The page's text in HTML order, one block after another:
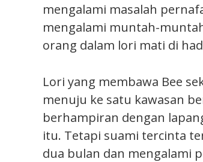
mengalami masalah
mengalami muntah-
orang dalam lori mati di
Lori yang membawa Bee
menuju ke satu kawasan
berhampiran dengan
itu. Tetapi suami tercinta
dua bulan dan mengalami